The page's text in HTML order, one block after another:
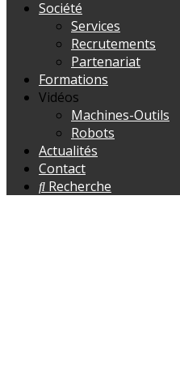
Société
Services
Recrutements
Partenariat
Formations
Vidéos
Machines-Outils
Robots
Actualités
Contact
Recherche